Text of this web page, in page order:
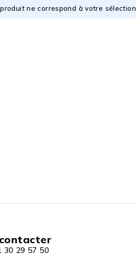
ne correspond à votre sélection.
30 29 57 50